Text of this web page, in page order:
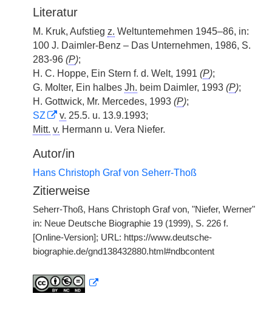
Literatur
M. Kruk, Aufstieg z. Weltuntemehmen 1945–86, in:
100 J. Daimler-Benz – Das Unternehmen, 1986, S.
283-96 (P);
H. C. Hoppe, Ein Stern f. d. Welt, 1991 (P);
G. Molter, Ein halbes Jh. beim Daimler, 1993 (P);
H. Gottwick, Mr. Mercedes, 1993 (P);
SZ
v. 25.5. u. 13.9.1993;
Mitt. v. Hermann u. Vera Niefer.
Autor/in
Hans Christoph Graf von Seherr-Thoß
Zitierweise
Seherr-Thoß, Hans Christoph Graf von, "Niefer, Werner"
in: Neue Deutsche Biographie 19 (1999), S. 226 f.
[Online-Version]; URL: https://www.deutsche-
biographie.de/gnd138432880.html#ndbcontent